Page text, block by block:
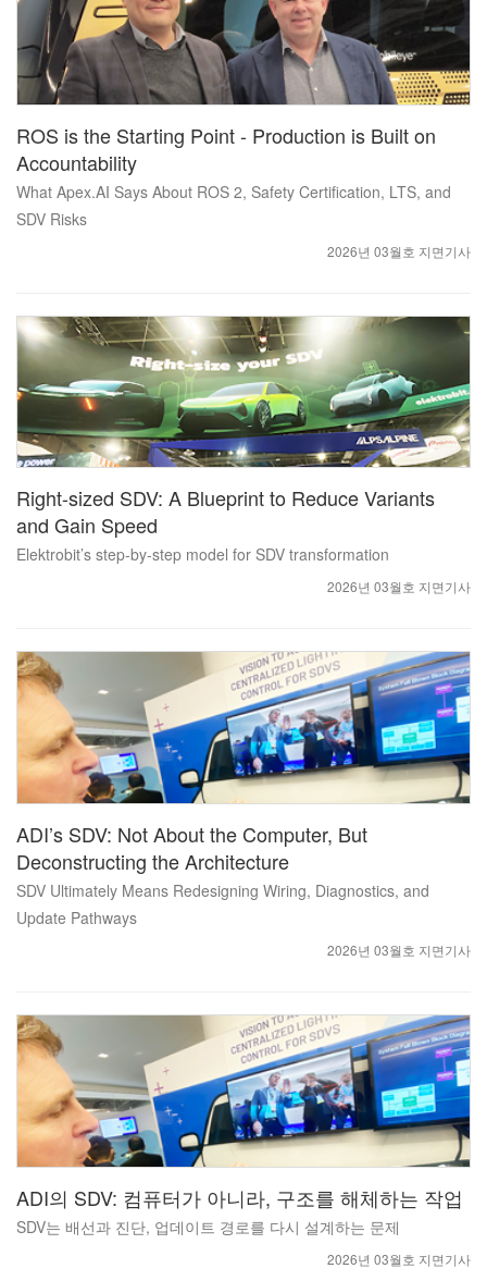
ROS is the Starting Point - Production is Built on
Accountability
What Apex.AI Says About ROS 2, Safety Certification, LTS, and
SDV Risks
2026년 03월호 지면기사
Right-sized SDV: A Blueprint to Reduce Variants
and Gain Speed
Elektrobit’s step-by-step model for SDV transformation
2026년 03월호 지면기사
ADI’s SDV: Not About the Computer, But
Deconstructing the Architecture
SDV Ultimately Means Redesigning Wiring, Diagnostics, and
Update Pathways
2026년 03월호 지면기사
ADI의 SDV: 컴퓨터가 아니라, 구조를 해체하는 작업
SDV는 배선과 진단, 업데이트 경로를 다시 설계하는 문제
2026년 03월호 지면기사